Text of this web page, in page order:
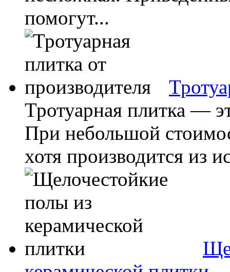
помогут...
Тротуарная плитка —
При небольшой
хотя производится из